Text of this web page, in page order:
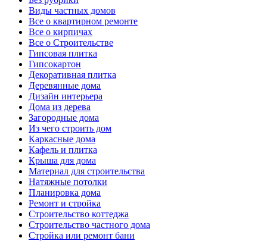
Виды частных домов
Все о квартирном ремонте
Все о кирпичах
Все о Строительстве
Гипсовая плитка
Гипсокартон
Декоративная плитка
Деревянные дома
Дизайн интерьера
Дома из дерева
Загородные дома
Из чего строить дом
Каркасные дома
Кафель и плитка
Крыша для дома
Материал для строительства
Натяжные потолки
Планировка дома
Ремонт и стройка
Строительство коттеджа
Строительство частного дома
Стройка или ремонт бани